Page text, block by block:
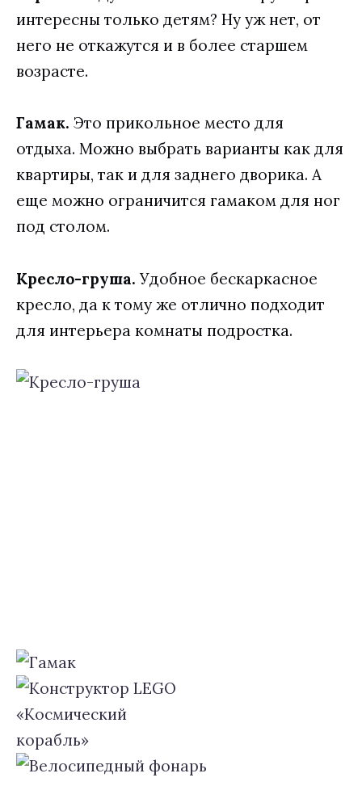
интересны только детям? Ну уж нет, от
него не откажутся и в более старшем
возрасте.
Гамак. Это прикольное место для
отдыха. Можно выбрать варианты как для
квартиры, так и для заднего дворика. А
еще можно ограничится гамаком для ног
под столом.
Кресло-груша. Удобное бескаркасное
кресло, да к тому же отлично подходит
для интерьера комнаты подростка.